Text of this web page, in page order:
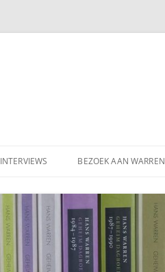
INTERVIEWS BEZOEK AAN WARREN